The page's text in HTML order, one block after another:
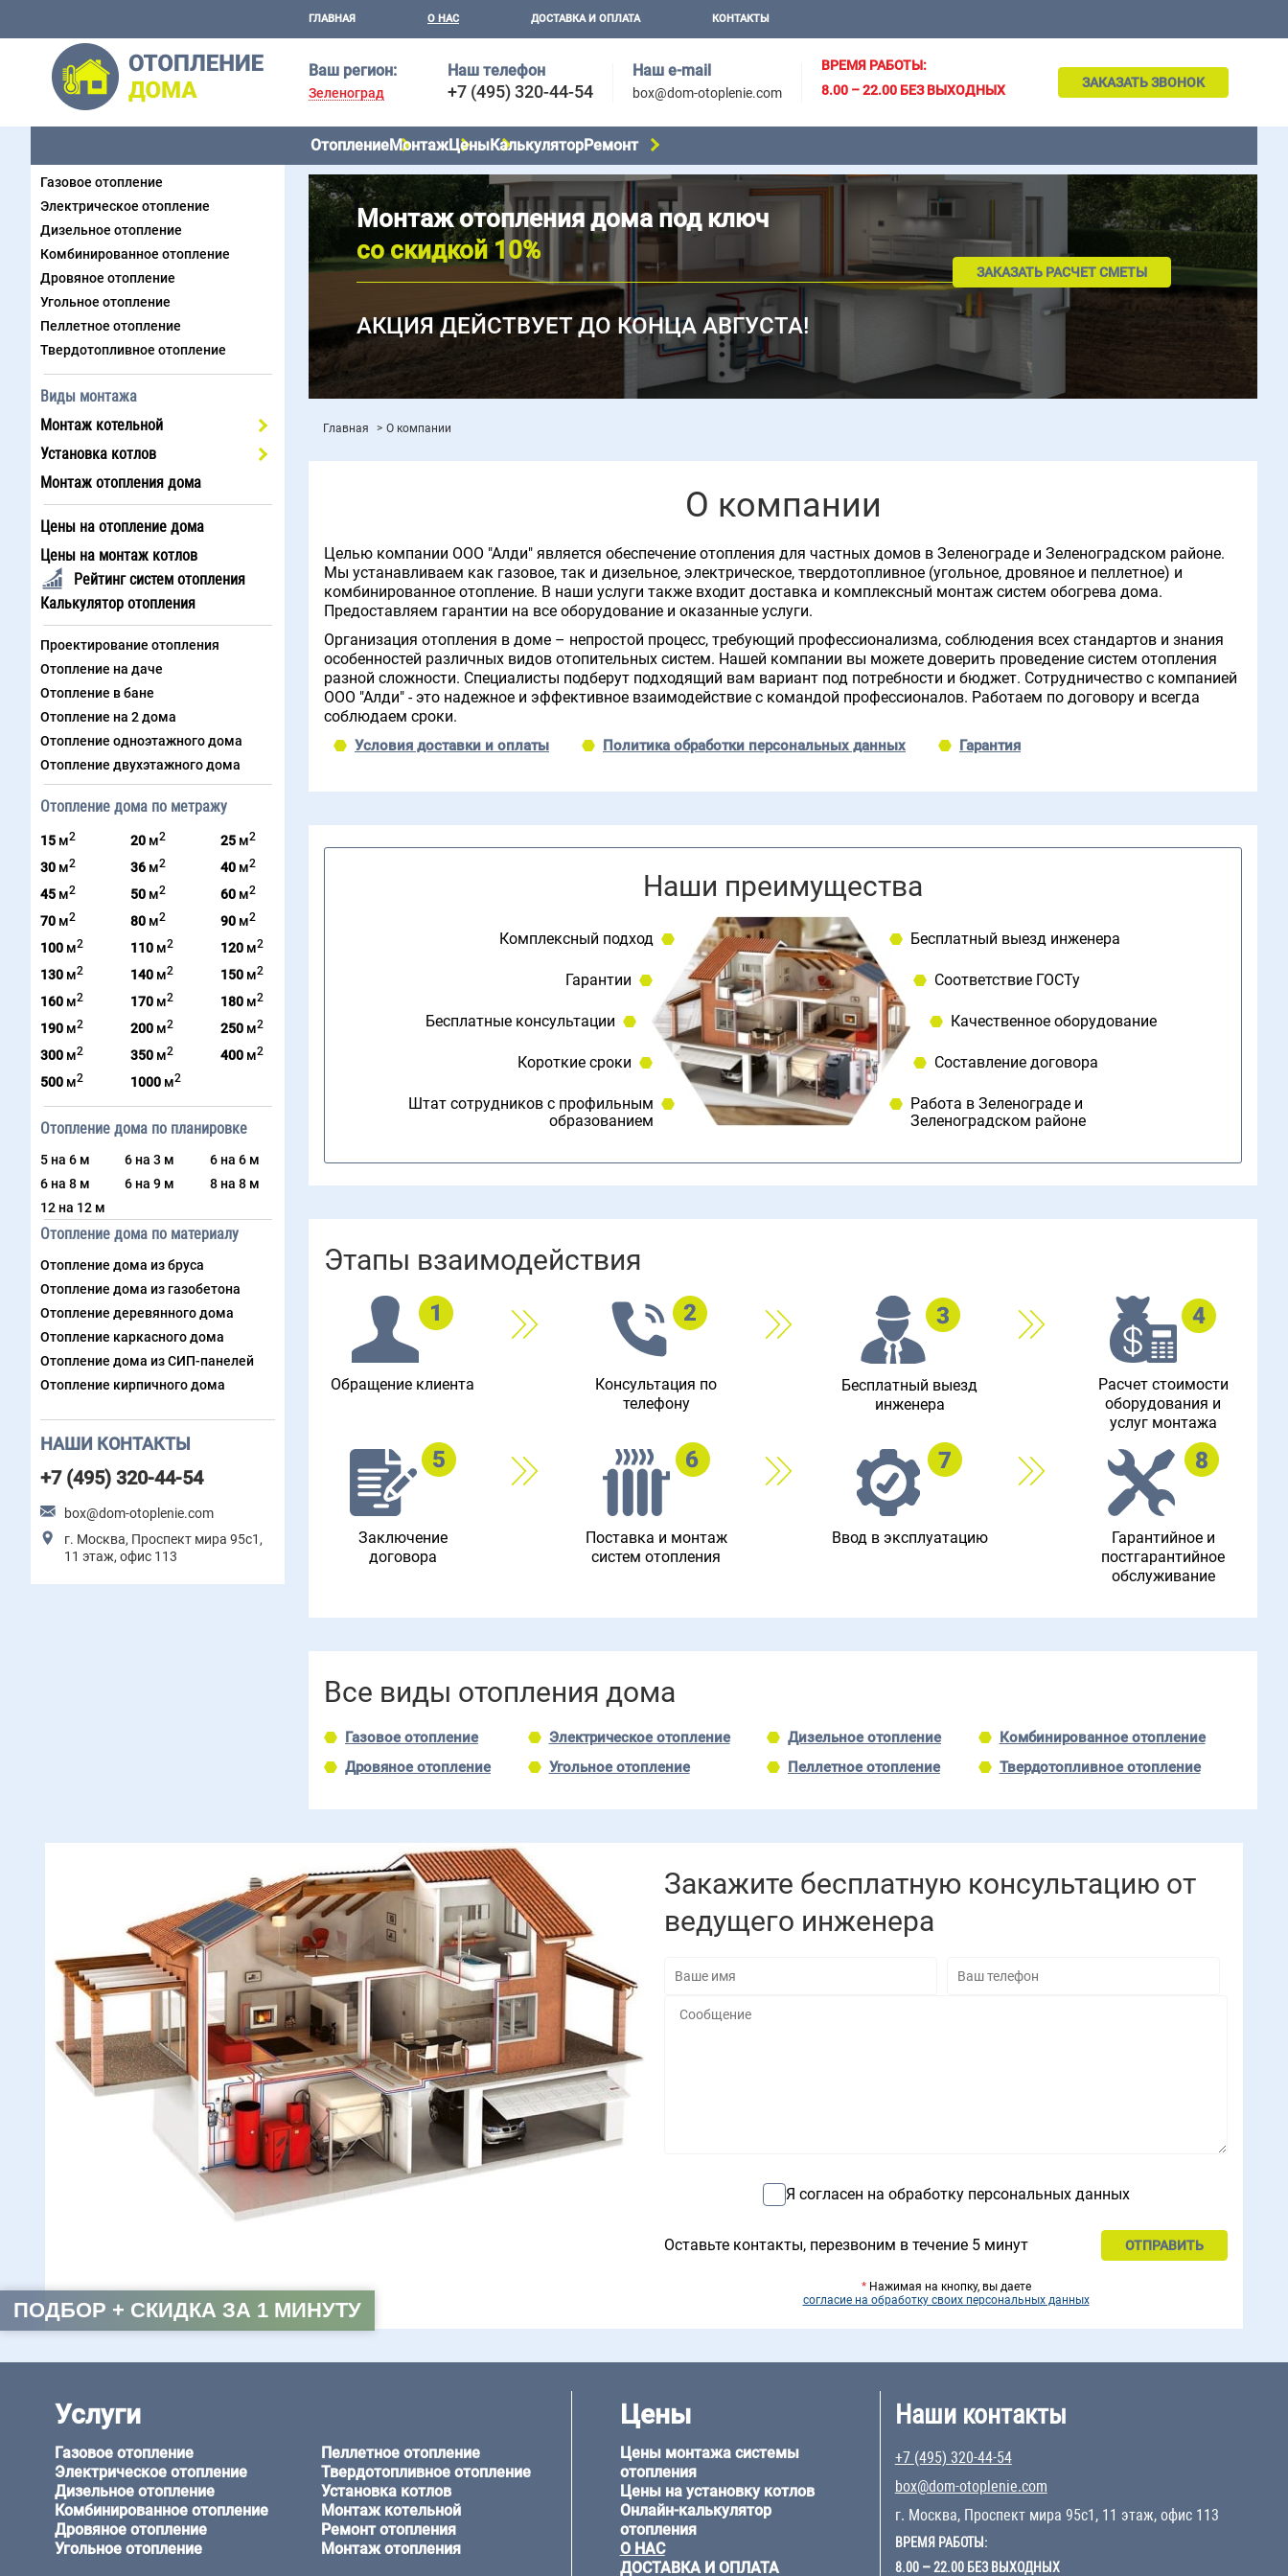
ГЛАВНАЯ О НАС ДОСТАВКА И ОПЛАТА КОНТАКТЫ
Ваш регион:
Зеленоград
Наш телефон
+7 (495) 320-44-54
Наш e-mail
box@dom-otoplenie.com
ВРЕМЯ РАБОТЫ:
8.00 – 22.00 БЕЗ ВЫХОДНЫХ
ЗАКАЗАТЬ ЗВОНОК
ОтоплениеМонтажЦеныКалькуляторРемонт
Газовое отопление
Электрическое отопление
Дизельное отопление
Комбинированное отопление
Дровяное отопление
Угольное отопление
Пеллетное отопление
Твердотопливное отопление
Виды монтажа
Монтаж котельной
Установка котлов
Монтаж отопления дома
Цены на отопление дома
Цены на монтаж котлов
Рейтинг систем отопления
Калькулятор отопления
Проектирование отопления
Отопление на даче
Отопление в бане
Отопление на 2 дома
Отопление одноэтажного дома
Отопление двухэтажного дома
Отопление дома по метражу
15 м2
30 м2
45 м2
70 м2
100 м2
130 м2
160 м2
190 м2
300 м2
500 м2
20 м2
36 м2
50 м2
80 м2
110 м2
140 м2
170 м2
200 м2
350 м2
1000 м2
25 м2
40 м2
60 м2
90 м2
120 м2
150 м2
180 м2
250 м2
400 м2
Отопление дома по планировке
5 на 6 м 6 на 3 м
6 на 6 м
6 на 8 м
6 на 9 м
8 на 8 м
12 на 12 м
Отопление дома по материалу
Отопление дома из бруса
Отопление дома из газобетона
Отопление деревянного дома
Отопление каркасного дома
Отопление дома из СИП-панелей
Отопление кирпичного дома
НАШИ КОНТАКТЫ
+7 (495) 320-44-54
box@dom-otoplenie.com
г. Москва, Проспект мира 95с1,
11 этаж, офис 113
Монтаж отопления дома под ключ
со скидкой 10%
АКЦИЯ ДЕЙСТВУЕТ ДО КОНЦА АВГУСТА!
ЗАКАЗАТЬ РАСЧЕТ СМЕТЫ
Главная О компании
О компании
Целью компании ООО "Алди" является обеспечение отопления для частных домов в Зеленoграде и Зеленоградском районе.
Мы устанавливаем как газовое, так и дизельное, электрическое, твердотопливное (угольное, дровяное и пеллетное) и
комбинированное отопление. В наши услуги также входит доставка и комплексный монтаж систем обогрева дома.
Предоставляем гарантии на все оборудование и оказанные услуги.
Организация отопления в доме – непростой процесс, требующий профессионализма, соблюдения всех стандартов и знания
особенностей различных видов отопительных систем. Нашей компании вы можете доверить проведение систем отопления
разной сложности. Специалисты подберут подходящий вам вариант под потребности и бюджет. Сотрудничество с компанией
ООО "Алди" - это надежное и эффективное взаимодействие с командой профессионалов. Работаем по договору и всегда
соблюдаем сроки.
Условия доставки и оплаты Политика обработки персональных данных Гарантия
Наши преимущества
Комплексный подход
Гарантии
Бесплатные консультации
Короткие сроки
Штат сотрудников с профильным
образованием
Бесплатный выезд инженера
Соответствие ГОСТу
Качественное оборудование
Составление договора
Работа в Зеленoграде и
Зеленоградском районе
Этапы взаимодействия
Обращение клиента
Консультация по
телефону
Бесплатный выезд
инженера
Расчет стоимости
оборудования и
услуг монтажа
Заключение
договора
Поставка и монтаж
систем отопления
Ввод в эксплуатацию
Гарантийное и
постгарантийное
обслуживание
Все виды отопления дома
Газовое отопление Электрическое отопление Дизельное отопление
Комбинированное отопление
Дровяное отопление
Угольное отопление Пеллетное отопление Твердотопливное отопление
Закажите бесплатную консультацию от
ведущего инженера
Я согласен на обработку персональных данных
Оставьте контакты, перезвоним в течение 5 минут
*Нажимая на кнопку, вы даете
согласие на обработку своих персональных данных
Услуги
Газовое отопление
Электрическое отопление
Дизельное отопление
Комбинированное отопление
Дровяное отопление
Угольное отопление
Пеллетное отопление
Твердотопливное отопление
Установка котлов
Монтаж котельной
Ремонт отопления
Монтаж отопления
Цены
Цены монтажа системы
отопления
Цены на установку котлов
Онлайн-калькулятор
отопления
О НАС
ДОСТАВКА И ОПЛАТА
Наши контакты
+7 (495) 320-44-54
box@dom-otoplenie.com
г. Москва, Проспект мира 95с1, 11 этаж, офис 113
ВРЕМЯ РАБОТЫ:
8.00 – 22.00 БЕЗ ВЫХОДНЫХ
ПОДБОР + СКИДКА ЗА 1 МИНУТУ